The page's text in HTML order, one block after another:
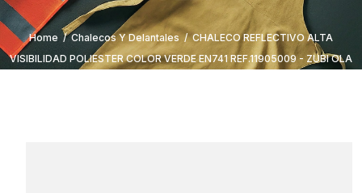
Home / Chalecos Y Delantales / CHALECO REFLECTIVO ALTA
VISIBILIDAD POLIESTER COLOR VERDE EN741 REF.11905009 - ZUBI OLA